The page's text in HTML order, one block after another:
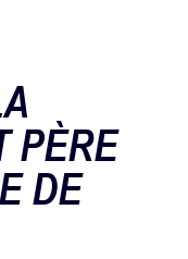
PÈRE
DE